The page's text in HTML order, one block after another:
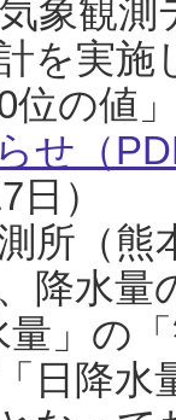
気象観
を実
位の値
せ（
）
所（熊
降水
量」の
日降